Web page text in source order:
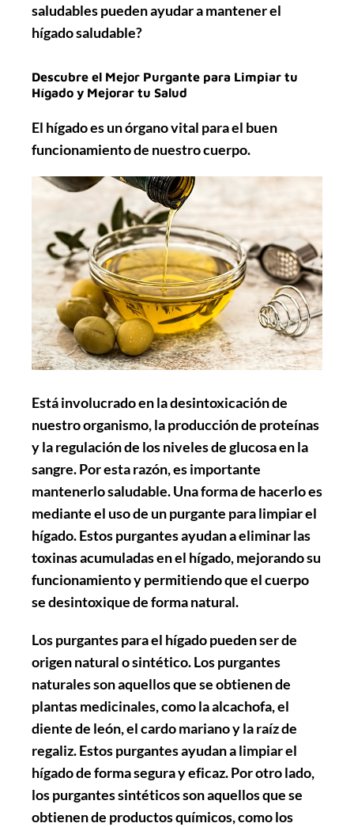
saludables pueden ayudar a mantener el
hígado saludable?
Descubre el Mejor Purgante para Limpiar tu
Hígado y Mejorar tu Salud
El hígado es un órgano vital para el buen
funcionamiento de nuestro cuerpo.
Está involucrado en la desintoxicación de
nuestro organismo, la producción de proteínas
y la regulación de los niveles de glucosa en la
sangre. Por esta razón, es importante
mantenerlo saludable. Una forma de hacerlo es
mediante el uso de un purgante para limpiar el
hígado. Estos purgantes ayudan a eliminar las
toxinas acumuladas en el hígado, mejorando su
funcionamiento y permitiendo que el cuerpo
se desintoxique de forma natural.
Los purgantes para el hígado pueden ser de
origen natural o sintético. Los purgantes
naturales son aquellos que se obtienen de
plantas medicinales, como la alcachofa, el
diente de león, el cardo mariano y la raíz de
regaliz. Estos purgantes ayudan a limpiar el
hígado de forma segura y eficaz. Por otro lado,
los purgantes sintéticos son aquellos que se
obtienen de productos químicos, como los